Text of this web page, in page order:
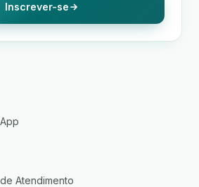
Inscrever-se
Atendimento